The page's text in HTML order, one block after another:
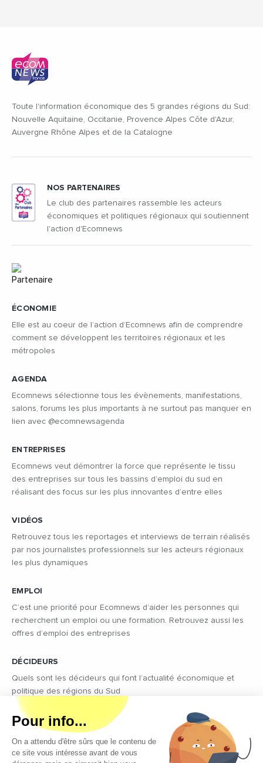
Toute l'information économique des 5 grandes régions du Sud:
Nouvelle Aquitaine, Occitanie, Provence Alpes Côte d'Azur,
Auvergne Rhône Alpes et de la Catalogne
ÉCONOMIE
Elle est au coeur de l’action d’Ecomnews afin de comprendre
comment se développent les territoires régionaux et les
métropoles
AGENDA
Ecomnews sélectionne tous les évènements, manifestations,
salons, forums les plus importants à ne surtout pas manquer en
lien avec @ecomnewsagenda
ENTREPRISES
Ecomnews veut démontrer la force que représente le tissu
des entreprises sur tous les bassins d’emploi du sud en
réalisant des focus sur les plus innovantes d’entre elles
VIDÉOS
Retrouvez tous les reportages et interviews de terrain réalisés
par nos journalistes professionnels sur les acteurs régionaux
les plus dynamiques
EMPLOI
C’est une priorité pour Ecomnews d’aider les personnes qui
recherchent un emploi ou une formation. Retrouvez aussi les
offres d’emploi des entreprises
DÉCIDEURS
Quels sont les décideurs qui font l’actualité économique et
politique des régions du Sud
NOS PARTENAIRES
Le club des partenaires rassemble les acteurs
économiques et politiques régionaux qui soutiennent
l'action d'Ecomnews